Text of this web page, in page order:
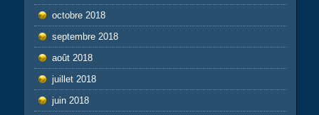
octobre 2018
septembre 2018
août 2018
juillet 2018
juin 2018